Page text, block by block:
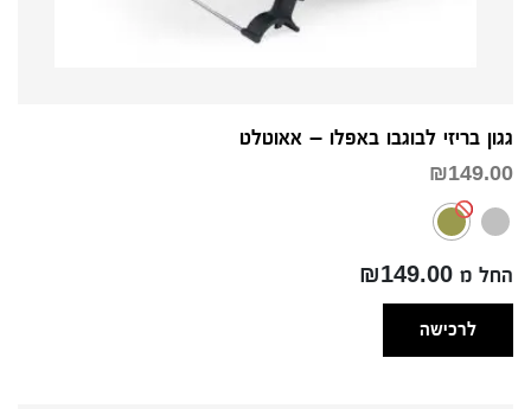
גגון בריזי לבוגבו באפלו – אאוטלט
₪149.00
החל מ ₪149.00
לרכישה